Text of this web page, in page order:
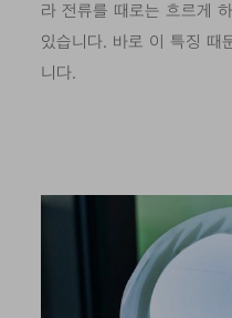
라 전류를 때로는 흐르게
있습니다. 바로 이 특징 때
니다.